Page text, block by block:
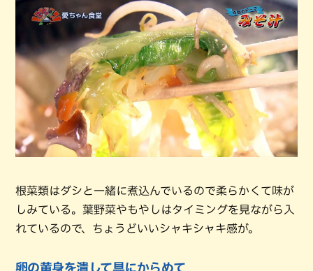
根菜類はダシと一緒に煮込んでいるので柔らかくて味が
しみている。葉野菜やもやしはタイミングを見ながら入
れているので、ちょうどいいシャキシャキ感が。
卵の黄身を潰して具にからめて